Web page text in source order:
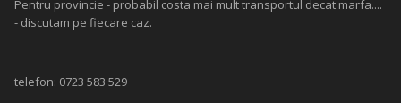
Pentru provincie - probabil costa mai mult transportul decat marfa....
- discutam pe fiecare caz.
telefon: 0723 583 529